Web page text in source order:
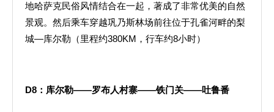
地哈萨克民俗风情结合在一起，著成了非常优美的自然
景观。然后乘车穿越巩乃斯林场前往位于孔雀河畔的梨
城—库尔勒（里程约380KM，行车约8小时）
D8 ：库尔勒——罗布人村寨——铁门关——吐鲁番